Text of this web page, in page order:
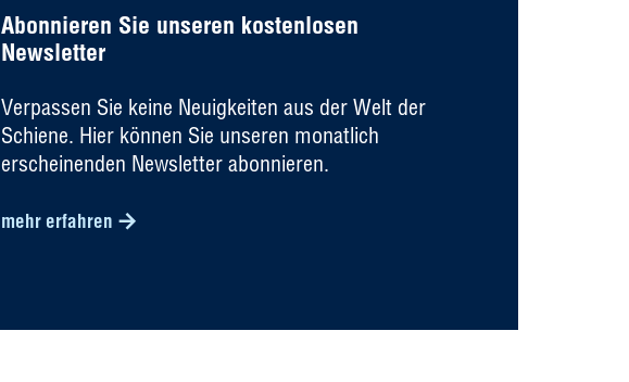
Abonnieren Sie unseren kostenlosen
Newsletter
Verpassen Sie keine Neuigkeiten aus der Welt der
Schiene. Hier können Sie unseren monatlich
erscheinenden Newsletter abonnieren.
mehr erfahren